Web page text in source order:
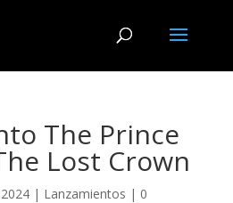
The Prince
Lost Crown
| Lanzamientos | 0